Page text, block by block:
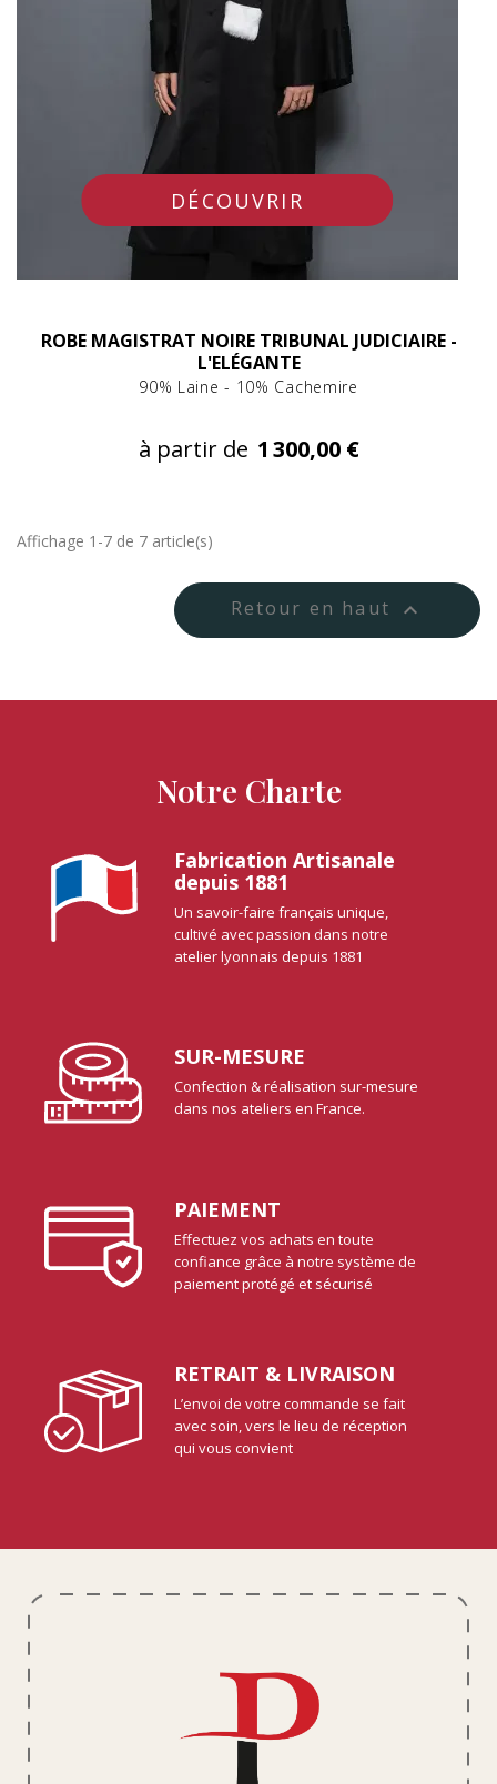
DÉCOUVRIR
ROBE MAGISTRAT NOIRE TRIBUNAL JUDICIAIRE -
L'ELÉGANTE
90% Laine - 10% Cachemire
à partir de 1 300,00 €
Affichage 1-7 de 7 article(s)
Retour en haut 
Notre Charte
Fabrication Artisanale
depuis 1881
Un savoir-faire français unique,
cultivé avec passion dans notre
atelier lyonnais depuis 1881
SUR-MESURE
Confection & réalisation sur-mesure
dans nos ateliers en France.
PAIEMENT
Effectuez vos achats en toute
confiance grâce à notre système de
paiement protégé et sécurisé
RETRAIT & LIVRAISON
L’envoi de votre commande se fait
avec soin, vers le lieu de réception
qui vous convient